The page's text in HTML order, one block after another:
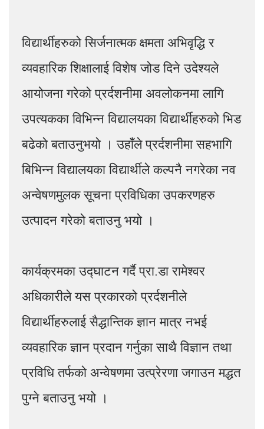
विद्यार्थीहरुको सिर्जनात्मक क्षमता अभिवृद्धि र
व्यवहारिक शिक्षालाई विशेष जोड दिने उदेश्यले
आयोजना गरेको प्रर्दशनीमा अवलोकनमा लागि
उपत्यकका विभिन्न विद्यालयका विद्यार्थीहरुको भिड
बढेको बताउनुभयो । उहाँले प्रर्दशनीमा सहभागि
बिभिन्न विद्यालयका विद्यार्थीले कल्पनै नगरेका नव
अन्वेषणमुलक सूचना प्रविधिका उपकरणहरु
उत्पादन गरेको बताउनु भयो ।
कार्यक्रमका उद्घाटन गर्दै प्रा.डा रामेश्वर
अधिकारीले यस प्रकारको प्रर्दशनीले
विद्यार्थीहरुलाई सैद्धान्तिक ज्ञान मात्र नभई
व्यवहारिक ज्ञान प्रदान गर्नुका साथै विज्ञान तथा
प्रविधि तर्फको अन्वेषणमा उत्प्रेरणा जगाउन मद्धत
पुग्ने बताउनु भयो ।